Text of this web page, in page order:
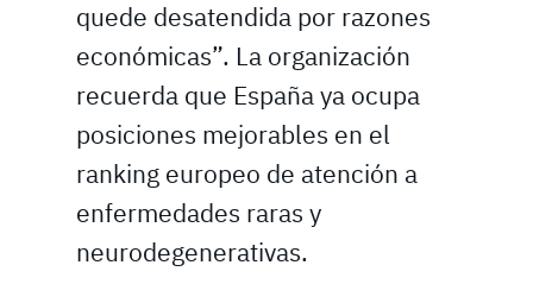
quede desatendida por razones
económicas”. La organización
recuerda que España ya ocupa
posiciones mejorables en el
ranking europeo de atención a
enfermedades raras y
neurodegenerativas.